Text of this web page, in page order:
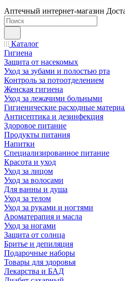
Аптечный интернет-магазин
Каталог
Гигиена
Защита от насекомых
Уход за зубами и полостью рта
Контроль за потоотделением
Женская гигиена
Уход за лежачими больными
Гигиенические расходные
Антисептика и дезинфекция
Здоровое питание
Продукты питания
Напитки
Специализированное питание
Красота и уход
Уход за лицом
Уход за волосами
Для ванны и душа
Уход за телом
Уход за руками и ногтями
Ароматерапия и масла
Уход за ногами
Защита от солнца
Бритье и депиляция
Подарочные наборы
Товары для здоровья
Лекарства и БАД